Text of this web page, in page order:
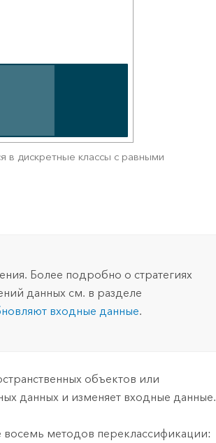
в дискретные классы с равными
Более подробно о стратегиях
данных см. в разделе
входные данные.
объектов или
данных и изменяет входные данные.
методов переклассификации: